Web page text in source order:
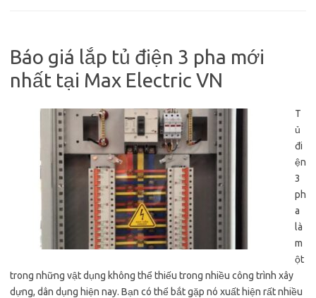
Báo giá lắp tủ điện 3 pha mới
nhất tại Max Electric VN
T
ủ
đi
ện
3
ph
a
là
m
ột
trong những vật dụng không thể thiếu trong nhiều công trình xây
dựng, dân dụng hiện nay. Bạn có thể bắt gặp nó xuất hiện rất nhiều